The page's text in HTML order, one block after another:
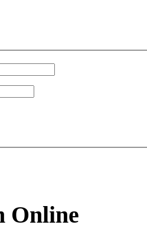
Online